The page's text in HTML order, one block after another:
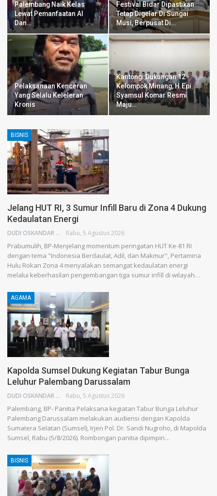
Palembang Naik Kelas
Lewat Pemanfaatan AI
Dan…
Festival Bidar Dipastikan
Tetap Digelar Di Sungai
Musi, Berpusat Di…
Pelaksanaan Kenceran
Yang Selalu Keleleran
Kronis
Kantongi Dukungan 12
Kelompok Minang, H.Epi
Syamsul Komar Resmi
Maju…
BISNIS
Jelang HUT RI, 3 Sumur Infill Baru di Zona 4 Dukung
Kedaulatan Energi
DUDI OSKANDAR Rabu, 5 Agustus 2026
Prabumulih, BP-Menjelang momentum peringatan HUT Ke-81 RI
dengan tema "Indonesia Berdaulat, Adil, dan Makmur", Pertamina
Hulu Rokan Zona 4 menyalakan semangat kedaulatan energi
melalui keberhasilan pengembangan tiga sumur infill di wilayah…
AGAMA
Kapolda Sumsel Dukung Kegiatan Tabur Bunga
Leluhur Palembang Darussalam
DUDI OSKANDAR Rabu, 5 Agustus 2026
Palembang, BP- Panitia Pelaksana kegiatan Tabur Bunga Leluhur
Palembang Darussalam melakukan audiensi dengan Kapolda
Sumatera Selatan (Sumsel), Irjen Pol. Dr. Sandi Nugroho, di Mapolda
Sumsel, Rabu (5/8/2026). Rombongan panitia dipimpin…
BISNIS